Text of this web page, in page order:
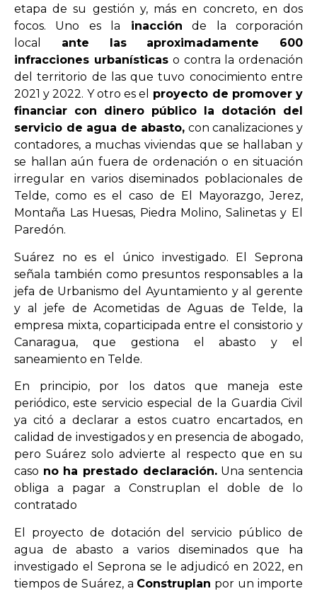
etapa de su gestión y, más en concreto, en dos
focos. Uno es la inacción de la corporación
local
ante las aproximadamente 600
infracciones urbanísticaso contra la ordenación
del territorio de las que tuvo conocimiento entre
2021 y 2022. Y otro es el
proyecto de promover y
financiar con dinero público la dotación del
servicio de agua de abasto, con canalizaciones y
contadores, a muchas viviendas que se hallaban y
se hallan aún fuera de ordenación o en situación
irregular en varios diseminados poblacionales de
Telde, como es el caso de El Mayorazgo, Jerez,
Montaña Las Huesas, Piedra Molino, Salinetas y El
Paredón.
Suárez no es el único investigado. El Seprona
señala también como presuntos responsables a la
jefa de Urbanismo del Ayuntamiento y al gerente
y al jefe de Acometidas de Aguas de Telde, la
empresa mixta, coparticipada entre el consistorio y
Canaragua, que gestiona el abasto y el
saneamiento en Telde.
En principio, por los datos que maneja este
periódico, este servicio especial de la Guardia Civil
ya citó a declarar a estos cuatro encartados, en
calidad de investigados y en presencia de abogado,
pero Suárez solo advierte al respecto que en su
caso no ha prestado declaración.Una sentencia
obliga a pagar a Construplan el doble de lo
contratado
El proyecto de dotación del servicio público de
agua de abasto a varios diseminados que ha
investigado el Seprona se le adjudicó en 2022, en
tiempos de Suárez, a Construplan por un importe